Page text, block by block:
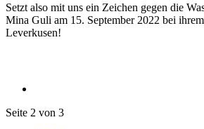
Setzt also mit uns ein Zeichen gegen die
Mina Guli am 15. September 2022 bei
Leverkusen!
Seite 2 von 3